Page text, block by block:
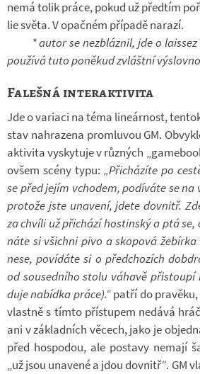
nemá tolik práce, pokud už před­tím
lie světa. V opač­ném pří­padě na­razí.
* autor se ne­zbláz­nil, jde o
po­u­žívá tuto po­ně­kud zvláštní
Falešná interaktivita
Jde o va­ri­aci na téma li­ne­ár­nost,
stav na­hra­zena pro­mluvou GM.
ak­ti­vita vy­sky­tuje v růz­ných
ovšem scény typu: „Při­chá­zíte po
se před jejím vcho­dem, po­dí­váte se
pro­tože jste una­vení, jdete dovnitř.
za chvíli už při­chází hos­tin­ský a ptá
náte si všichni pivo a sko­pová
nese, po­ví­dáte si o před­cho­zích
od sou­sed­ního stolu vá­havě
duje na­bídka práce).“patří do pra­věku,
vlastně s tímto pří­stu­pem ne­dává
ani v zá­klad­ních vě­cech, jako je
před hos­po­dou, ale po­stavy ne­mají
„už jsou una­vené a jdou dovnitř“. GM